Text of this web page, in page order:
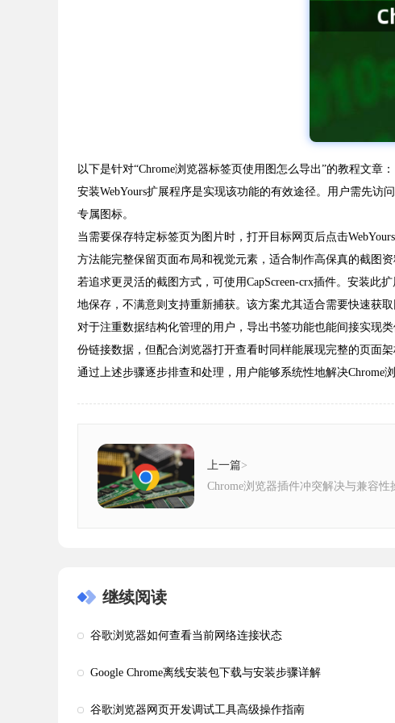
以下是针对“Chrome浏览器标签页使用图怎么导出”的教程文章：
安装WebYours扩展程序是实现该功能的有效途径。用户需先访
专属图标。
当需要保存特定标签页为图片时，打开目标网页后点击
方法能完整保留页面布局和视觉元素，适合制作高保真的截图资
若追求更灵活的截图方式，可使用CapScreen-crx插件。安装
地保存，不满意则支持重新捕获。该方案尤其适合需要快速获取
对于注重数据结构化管理的用户，导出书签功能也能间接实现
份链接数据，但配合浏览器打开查看时同样能展现完整的页面架
通过上述步骤逐步排查和处理，用户能够系统性地解决Chrome
上一篇>
Chrome浏览器插件冲突解决与兼容性
继续阅读
谷歌浏览器如何查看当前网络连接状态
Google Chrome离线安装包下载与安装步骤详解
谷歌浏览器网页开发调试工具高级操作指南